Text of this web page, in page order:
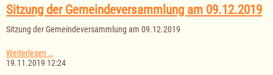
Salem
Sitzung der Gemeindeversammlung am 09.12.2019
Sitzung der Gemeindeversammlung am 09.12.2019
Weiterlesen …
der
19.11.2019 12:24